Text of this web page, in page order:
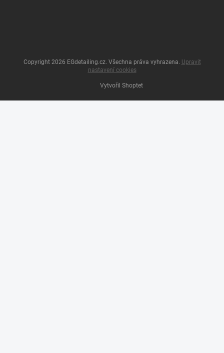
Vytvořil Shoptet
Copyright 2026 EGdetailing.cz. Všechna práva vyhrazena. Upravit
nastavení cookies